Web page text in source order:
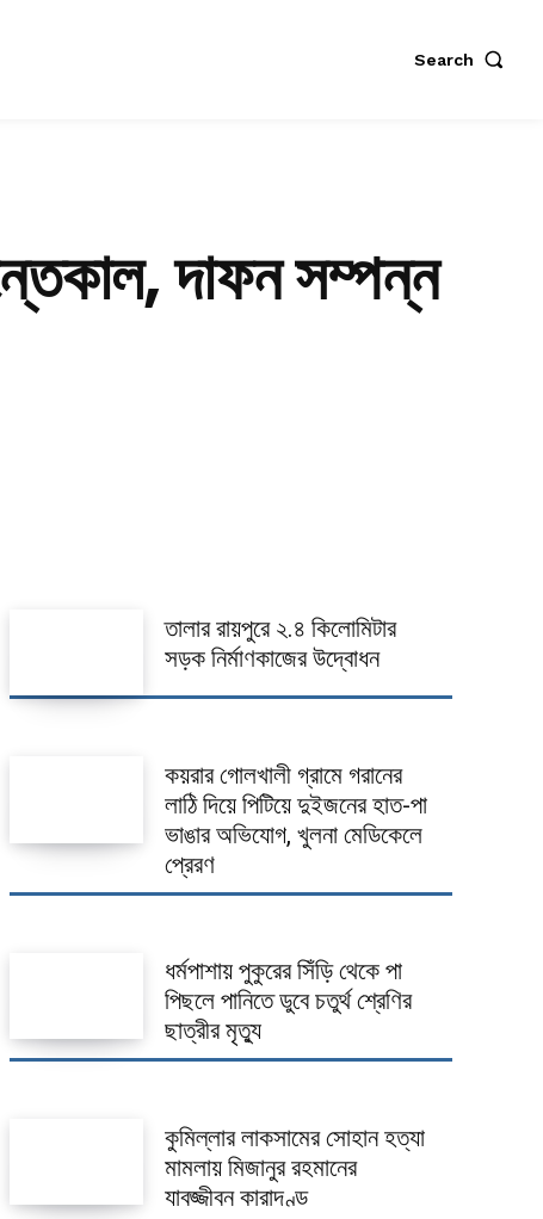
Search
দাফন সম্পন্ন
তালার রায়পুরে ২.৪ কিলোমিটার
সড়ক নির্মাণকাজের উদ্বোধন
কয়রার গোলখালী গ্রামে গরানের
লাঠি দিয়ে পিটিয়ে দুইজনের হাত-পা
ভাঙার অভিযোগ, খুলনা মেডিকেলে
প্রেরণ
ধর্মপাশায় পুকুরের সিঁড়ি থেকে পা
পিছলে পানিতে ডুবে চতুর্থ শ্রেণির
ছাত্রীর মৃত্যু
কুমিল্লার লাকসামের সোহান হত্যা
মামলায় মিজানুর রহমানের
যাবজ্জীবন কারাদণ্ড